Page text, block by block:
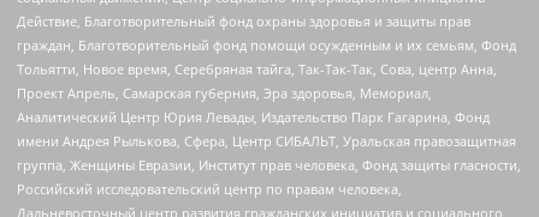
Действие, Благотворительный фонд охраны здоровья и защиты прав
граждан, Благотворительный фонд помощи осужденным и их семьям, Фонд
Тольятти, Новое время, Серебряная тайга, Так-Так-Так, Сова, центр Анна,
Проект Апрель, Самарская губерния, Эра здоровья, Мемориал,
Аналитический Центр Юрия Левады, Издательство Парк Гагарина, Фонд
имени Андрея Рылькова, Сфера, Центр СИБАЛЬТ, Уральская правозащитная
группа, Женщины Евразии, Институт прав человека, Фонд защиты гласности,
Российский исследовательский центр по правам человека,
Дальневосточный центр развития гражданских инициатив и социального